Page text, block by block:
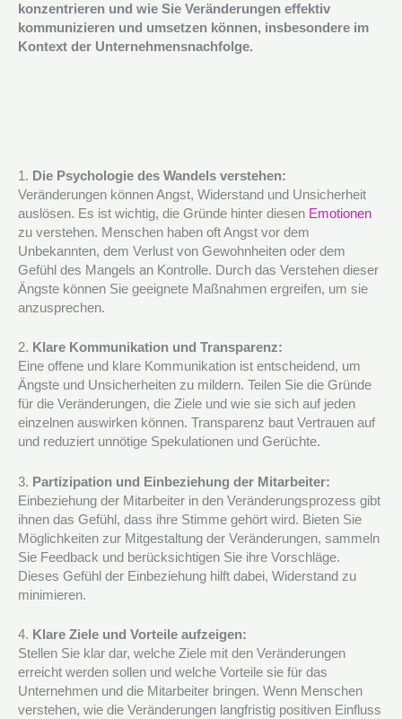
konzentrieren und wie Sie Veränderungen effektiv
kommunizieren und umsetzen können, insbesondere im
Kontext der Unternehmensnachfolge.
1. Die Psychologie des Wandels verstehen:
Veränderungen können Angst, Widerstand und Unsicherheit
auslösen. Es ist wichtig, die Gründe hinter diesen Emotionen
zu verstehen. Menschen haben oft Angst vor dem
Unbekannten, dem Verlust von Gewohnheiten oder dem
Gefühl des Mangels an Kontrolle. Durch das Verstehen dieser
Ängste können Sie geeignete Maßnahmen ergreifen, um sie
anzusprechen.
2. Klare Kommunikation und Transparenz:
Eine offene und klare Kommunikation ist entscheidend, um
Ängste und Unsicherheiten zu mildern. Teilen Sie die Gründe
für die Veränderungen, die Ziele und wie sie sich auf jeden
einzelnen auswirken können. Transparenz baut Vertrauen auf
und reduziert unnötige Spekulationen und Gerüchte.
3. Partizipation und Einbeziehung der Mitarbeiter:
Einbeziehung der Mitarbeiter in den Veränderungsprozess gibt
ihnen das Gefühl, dass ihre Stimme gehört wird. Bieten Sie
Möglichkeiten zur Mitgestaltung der Veränderungen, sammeln
Sie Feedback und berücksichtigen Sie ihre Vorschläge.
Dieses Gefühl der Einbeziehung hilft dabei, Widerstand zu
minimieren.
4. Klare Ziele und Vorteile aufzeigen:
Stellen Sie klar dar, welche Ziele mit den Veränderungen
erreicht werden sollen und welche Vorteile sie für das
Unternehmen und die Mitarbeiter bringen. Wenn Menschen
verstehen, wie die Veränderungen langfristig positiven Einfluss